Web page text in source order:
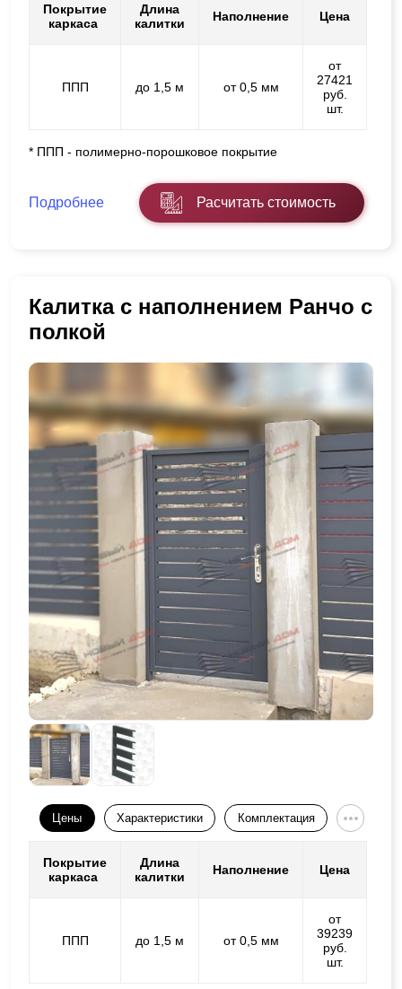
Покрытие
каркаса
Длина
калитки
Наполнение Цена
ППП до 1,5 м от 0,5 мм
от
27421
руб.
шт.
* ППП - полимерно-порошковое покрытие
Подробнее Расчитать стоимость
Калитка с наполнением Ранчо с
полкой
Цены Характеристики Комплектация
Покрытие
каркаса
Длина
калитки
Наполнение Цена
ППП до 1,5 м от 0,5 мм
от
39239
руб.
шт.